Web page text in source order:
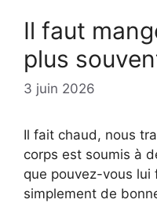
Il faut
plus
3 juin 2026
Il fait chaud, nous
corps est soumis à
que pouvez-vous lui
simplement de